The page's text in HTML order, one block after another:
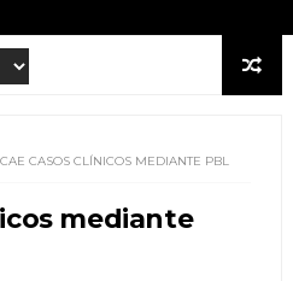
CAE CASOS CLÍNICOS MEDIANTE PBL
mediante